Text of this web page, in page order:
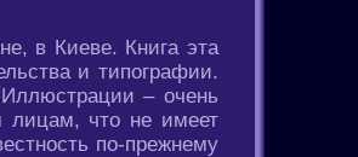
в Киеве. Книга эта
и типографии.
– очень
лицам, что не имеет
по-прежнему